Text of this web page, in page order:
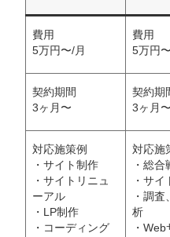
費用
5万円〜/月
費用
5万円
契約期間
3ヶ月〜
契約期
3ヶ月〜
対応施策例
・サイト制作
・サイトリニュ
ーアル
・LP制作
・コーディング
対応施
・総
・サイ
・調
析
・